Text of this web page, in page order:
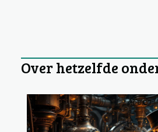
Over hetzelfde